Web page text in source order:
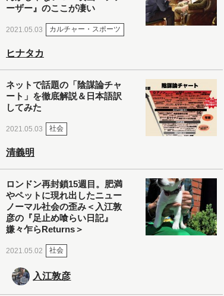
ーザー』のここが凄い
2021.05.03 カルチャー・スポーツ
ヒナタカ
ネットで話題の「陰謀論チャ
ート」を徹底解説＆日本語訳
してみた
2021.05.03 社会
清義明
ロンドン再封鎖15週目。肥満
やペットに現れ出したニュー
ノーマル社会の歪み＜入江敦
彦の『足止め喰らい日記』
嫌々乍らReturns＞
2021.05.02 社会
入江敦彦